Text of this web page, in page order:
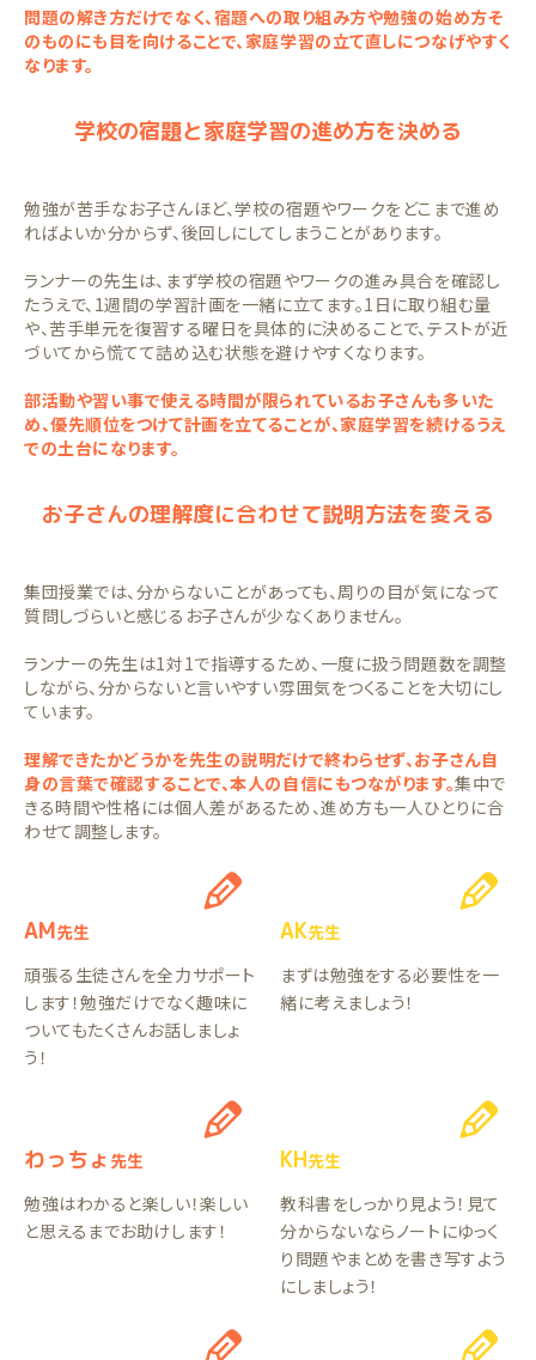
問題の解き方だけでなく、宿題への取り組み方や勉強の始め方そ
のものにも目を向けることで、家庭学習の立て直しにつなげやすく
なります。
学校の宿題と家庭学習の進め方を決める
勉強が苦手なお子さんほど、学校の宿題やワークをどこまで進め
ればよいか分からず、後回しにしてしまうことがあります。
ランナーの先生は、まず学校の宿題やワークの進み具合を確認し
たうえで、1週間の学習計画を一緒に立てます。1日に取り組む量
や、苦手単元を復習する曜日を具体的に決めることで、テストが近
づいてから慌てて詰め込む状態を避けやすくなります。
部活動や習い事で使える時間が限られているお子さんも多いた
め、優先順位をつけて計画を立てることが、家庭学習を続けるうえ
での土台になります。
お子さんの理解度に合わせて説明方法を変える
集団授業では、分からないことがあっても、周りの目が気になって
質問しづらいと感じるお子さんが少なくありません。
ランナーの先生は1対1で指導するため、一度に扱う問題数を調整
しながら、分からないと言いやすい雰囲気をつくることを大切にし
ています。
理解できたかどうかを先生の説明だけで終わらせず、お子さん自
身の言葉で確認することで、本人の自信にもつながります。集中で
きる時間や性格には個人差があるため、進め方も一人ひとりに合
わせて調整します。
AM先生
頑張る生徒さんを全力サポート
します！勉強だけでなく趣味に
ついてもたくさんお話しましょ
う！
AK先生
まずは勉強をする必要性を一
緒に考えましょう！
わっちょ 先生
勉強はわかると楽しい！楽しい
と思えるまでお助けします！
KH先生
教科書をしっかり見よう！見て
分からないならノートにゆっく
り問題やまとめを書き写すよう
にしましょう！